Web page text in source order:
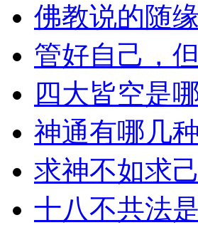
佛教说的随
管好自己，
四大皆空是
神通有哪几
求神不如求
十八不共法